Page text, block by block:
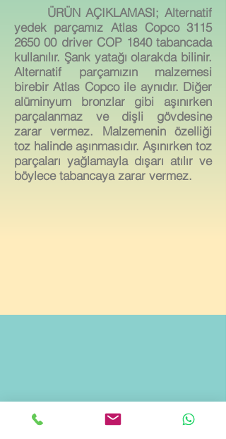
ÜRÜN AÇIKLAMASI; Alternatif
yedek parçamız Atlas Copco 3115
2650 00driver COP 1840 tabancada
kullanılır. Şank yatağı olarakda bilinir.
Alternatif parçamızın malzemesi
birebir Atlas Copco ile aynıdır. Diğer
alüminyum bronzlar gibi aşınırken
parçalanmaz ve dişli gövdesine
zarar vermez. Malzemenin özelliği
toz halinde aşınmasıdır. Aşınırken toz
parçaları yağlamayla dışarı atılır ve
böylece tabancaya zarar vermez.